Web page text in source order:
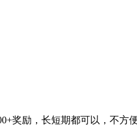
奖励，长短期都可以，不